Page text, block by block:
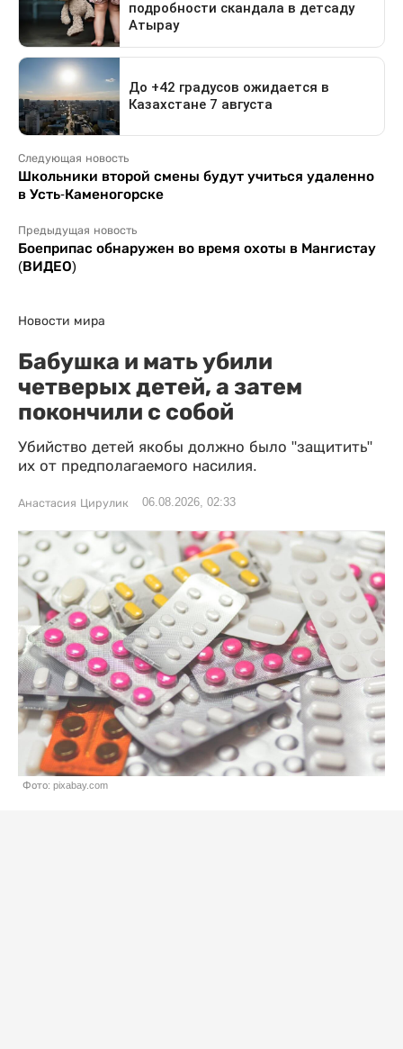
Следующая новость
Школьники второй смены будут учиться удаленно
в Усть-Каменогорске
Предыдущая новость
Боеприпас обнаружен во время охоты в Мангистау
(ВИДЕО)
Новости мира
Бабушка и мать убили
четверых детей, а затем
покончили с собой
Убийство детей якобы должно было "защитить"
их от предполагаемого насилия.
Анастасия Цирулик 06.08.2026, 02:33
Фото: pixabay.com